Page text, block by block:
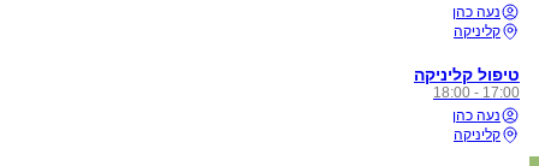
נעה כהן
קליניקה
טיפול קליניקה
17:00 - 18:00
נעה כהן
קליניקה